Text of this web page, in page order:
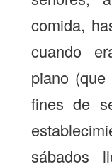
comida,
cuando
piano
fines de
sábados